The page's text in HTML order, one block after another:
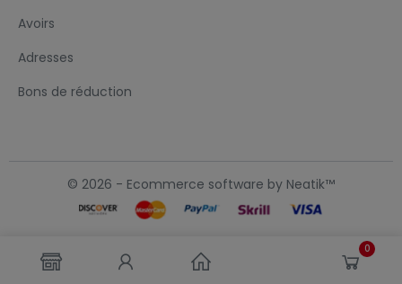
0
Avoirs
Adresses
Bons de réduction
© 2026 - Ecommerce software by Neatik™